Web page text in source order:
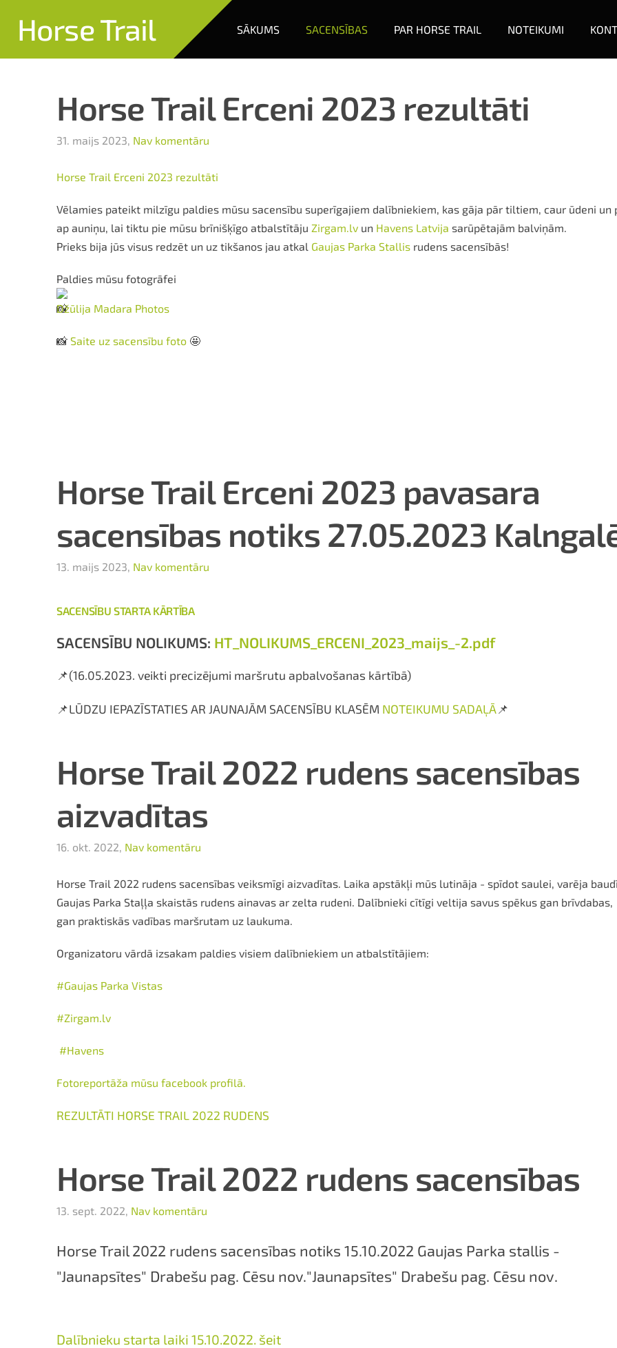
Horse Trail SĀKUMS SACENSĪBAS PAR HORSE TRAIL NOTEIKUMI
Horse Trail Erceni 2023 rezultāti
31. maijs 2023, Nav komentāru
Horse Trail Erceni 2023 rezultāti
Vēlamies pateikt milzīgu paldies mūsu sacensību superīgajiem dalībniekiem, kas gāja pār tiltiem, caur ūdeni un
ap auniņu, lai tiktu pie mūsu brīnišķīgo atbalstītāju Zirgam.lv un Havens Latvija sarūpētajām balviņām.
Prieks bija jūs visus redzēt un uz tikšanos jau atkal Gaujas Parka Stallis rudens sacensībās!
Paldies mūsu fotogrāfei
Džūlija Madara Photos
📸 Saite uz sacensību foto 🤩
Horse Trail Erceni 2023 pavasara
sacensības notiks 27.05.2023
13. maijs 2023, Nav komentāru
SACENSĪBU STARTA KĀRTĪBA
SACENSĪBU NOLIKUMS: HT_NOLIKUMS_ERCENI_2023_maijs_-2.pdf
📌(16.05.2023. veikti precizējumi maršrutu apbalvošanas kārtībā)
📌LŪDZU IEPAZĪSTATIES AR JAUNAJĀM SACENSĪBU KLASĒM NOTEIKUMU SADAĻĀ📌
Horse Trail 2022 rudens sacensības
aizvadītas
16. okt. 2022, Nav komentāru
Horse Trail 2022 rudens sacensības veiksmīgi aizvadītas. Laika apstākļi mūs lutināja - spīdot saulei, varēja
Gaujas Parka Staļļa skaistās rudens ainavas ar zelta rudeni. Dalībnieki cītīgi veltija savus spēkus gan brīvdabas,
gan praktiskās vadības maršrutam uz laukuma.
Organizatoru vārdā izsakam paldies visiem dalībniekiem un atbalstītājiem:
#Gaujas Parka Vistas
#Zirgam.lv
#Havens
Fotoreportāža mūsu facebook profilā.
REZULTĀTI HORSE TRAIL 2022 RUDENS
Horse Trail 2022 rudens sacensības
13. sept. 2022, Nav komentāru
Horse Trail 2022 rudens sacensības notiks 15.10.2022 Gaujas Parka stallis -
"Jaunapsītes" Drabešu pag. Cēsu nov."Jaunapsītes" Drabešu pag. Cēsu
Dalībnieku starta laiki 15.10.2022. šeit